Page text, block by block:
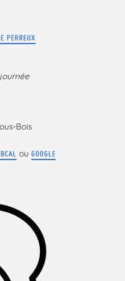
PERREUX
Bois
ou GOOGLE